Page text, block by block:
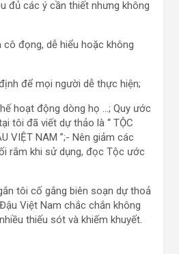
đủ các ý cần thiết nhưng không
đọng, dễ hiểu hoặc không
để mọi người dễ thực hiện;
hoạt động dòng họ …; Quy ước
tôi đã viết dự thảo là “ TỘC
VIỆT NAM ”;- Nên giảm các
rắm khi sử dụng, đọc Tộc ước
tôi cố gắng biên soạn dự thoả
Việt Nam chắc chắn không
thiếu sót và khiếm khuyết.